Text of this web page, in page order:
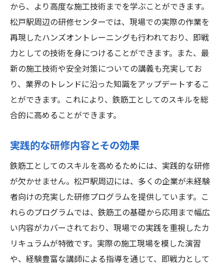
から、より高度な施工技術までを学ぶことができます。
松戸駅周辺の研修センターでは、現場での実際の作業を
再現したハンズオントレーニングも行われており、即戦
力としての技術を身につけることができます。また、最
新の施工技術や安全対策についての講義も充実してお
り、業界のトレンドに沿った知識をアップデートするこ
とができます。これにより、鉄筋工としてのスキルを総
合的に高めることができます。
実践的な研修内容とその効果
鉄筋工としてのスキルを高めるためには、実践的な研修
が欠かせません。松戸駅周辺には、多くの企業が未経験
者向けの充実した研修プログラムを提供しています。こ
れらのプログラムでは、鉄筋工の基礎から応用まで幅広
い内容がカバーされており、現場での実践を重視したカ
リキュラムが特徴です。実際の施工現場を模した演習
や、経験豊富な講師による指導を通じて、即戦力として